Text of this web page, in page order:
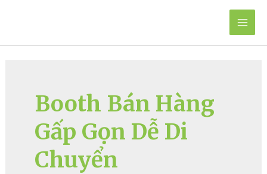
Main
Booth Bán Hàng
Gấp Gọn Dễ Di
Chuyển